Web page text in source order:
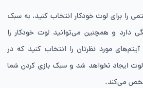
را برای لوت خودکار انتخاب کنید، به سبک
دارد و همچنین می‌توانید لوت خودکار را
مورد نظرتان را انتخاب کنید که در
لوت ایجاد نخواهد شد و سبک بازی کردن شما
می‌کند.